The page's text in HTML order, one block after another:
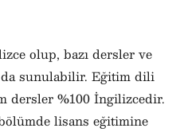
olup, bazı dersler ve
sunulabilir. Eğitim dili
dersler %100 İngilizcedir.
lisans eğitimine